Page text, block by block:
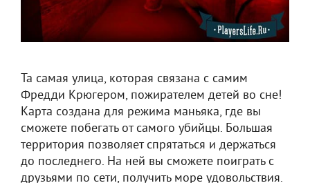
Та самая улица, которая связана с самим
Фредди Крюгером, пожирателем детей во сне!
Карта создана для режима маньяка, где вы
сможете побегать от самого убийцы. Большая
территория позволяет спрятаться и держаться
до последнего. На ней вы сможете поиграть с
друзьями по сети, получить море удовольствия.